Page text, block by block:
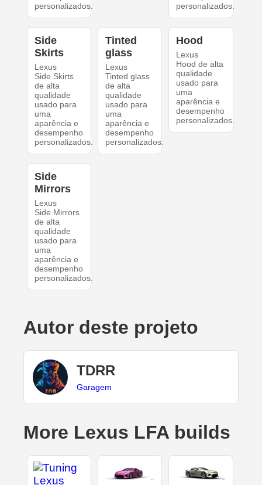
personalizados.
personalizados.
Side
Skirts
Lexus
Side Skirts
de alta
qualidade
usado para
uma
aparência e
desempenho
personalizados.
Tinted
glass
Lexus
Tinted glass
de alta
qualidade
usado para
uma
aparência e
desempenho
personalizados.
Hood
Lexus
Hood de alta
qualidade
usado para
uma
aparência e
desempenho
personalizados.
Side
Mirrors
Lexus
Side Mirrors
de alta
qualidade
usado para
uma
aparência e
desempenho
personalizados.
Autor deste projeto
TDRR
Garagem
More Lexus LFA builds